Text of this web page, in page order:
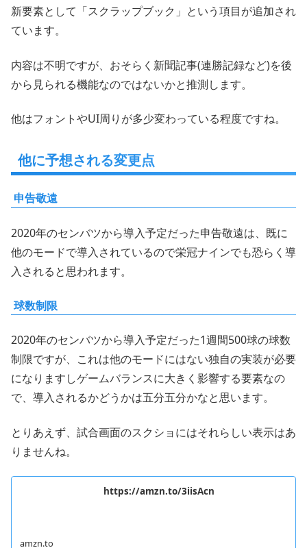
新要素として「スクラップブック」という項目が追加され
ています。
内容は不明ですが、おそらく新聞記事(連勝記録など)を後
から見られる機能なのではないかと推測します。
他はフォントやUI周りが多少変わっている程度ですね。
他に予想される変更点
申告敬遠
2020年のセンバツから導入予定だった申告敬遠は、既に
他のモードで導入されているので栄冠ナインでも恐らく導
入されると思われます。
球数制限
2020年のセンバツから導入予定だった1週間500球の球数
制限ですが、これは他のモードにはない独自の実装が必要
になりますしゲームバランスに大きく影響する要素なの
で、導入されるかどうかは五分五分かなと思います。
とりあえず、試合画面のスクショにはそれらしい表示はあ
りませんね。
https://amzn.to/3iisAcn
amzn.to